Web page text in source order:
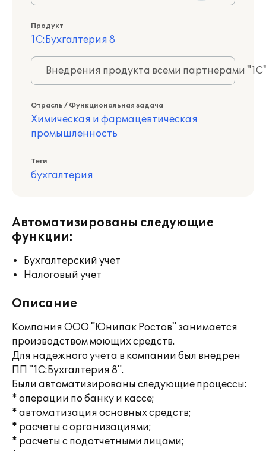
Продукт
1С:Бухгалтерия 8
Внедрения продукта всеми партнерами
Отрасль / Функциональная задача
Химическая и фармацевтическая
промышленность
Теги
бухгалтерия
Автоматизированы следующие
функции:
Бухгалтерский учет
Налоговый учет
Описание
Компания ООО "Юнипак Ростов" занимается
производством моющих средств.
Для надежного учета в компании был внедрен
ПП "1С:Бухгалтерия 8".
Были автоматизированы следующие процессы:
* операции по банку и кассе;
* автоматизация основных средств;
* расчеты с организациями;
* расчеты с подотчетными лицами;